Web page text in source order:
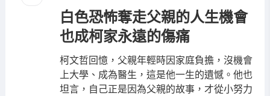
白色恐怖奪走父親的人生機會
也成柯家永遠的傷痛
柯文哲回憶，父親年輕時因家庭負擔，沒機會
上大學、成為醫生，這是他一生的遺憾。他也
坦言，自己正是因為父親的故事，才從小努力